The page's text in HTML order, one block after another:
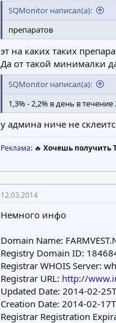
SQMonitor написал(а):
препаратов
эт на каких таких
Да от такой минималки
SQMonitor написал(а):
1,3% - 2,2% в день в
у админа ниче не
Реклама: 🔥 Хочешь получить
12.03.2014
Немного инфо
Domain Name:
Registry Domain ID:
Registrar WHOIS Server:
Registrar URL: http://
Updated Date: 2014-02-
Creation Date: 2014-02-
Registrar Registration